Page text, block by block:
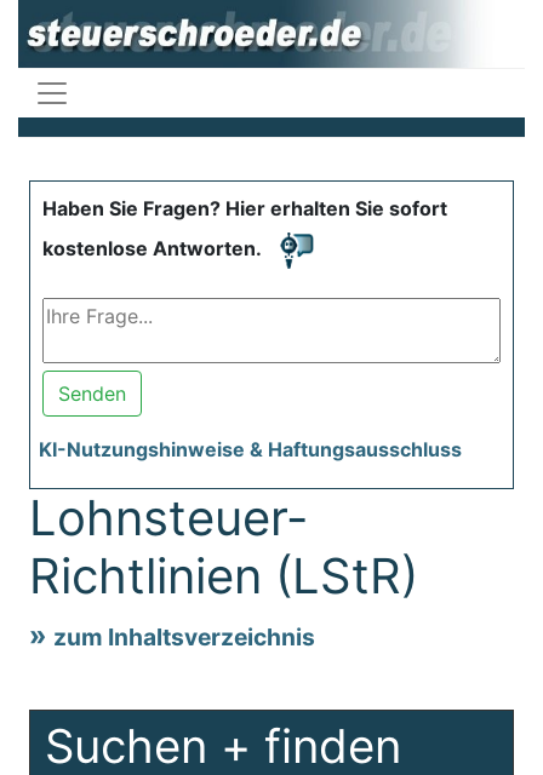
Haben Sie Fragen? Hier erhalten Sie sofort
kostenlose Antworten.
Senden
KI-Nutzungshinweise & Haftungsausschluss
Lohnsteuer-
Richtlinien (LStR)
zum Inhaltsverzeichnis
Suchen + finden